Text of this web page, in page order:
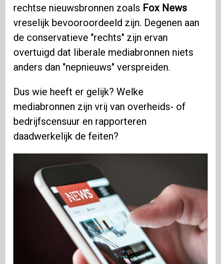
rechtse nieuwsbronnen zoals Fox News
vreselijk bevooroordeeld zijn. Degenen aan
de conservatieve "rechts" zijn ervan
overtuigd dat liberale mediabronnen niets
anders dan "nepnieuws" verspreiden.
Dus wie heeft er gelijk? Welke
mediabronnen zijn vrij van overheids- of
bedrijfscensuur en rapporteren
daadwerkelijk de feiten?